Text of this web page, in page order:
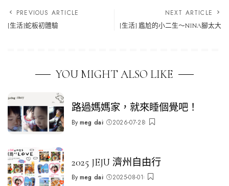
PREVIOUS ARTICLE
[生活]蛇板初體驗
NEXT ARTICLE
[生活] 尷尬的小二生～NINA腳太大
YOU MIGHT ALSO LIKE
路過媽媽家，就來睡個覺吧！
Posted
By meg dai 2026-07-28
2025 JEJU 濟州自由行
Posted
By meg dai 2025-08-01